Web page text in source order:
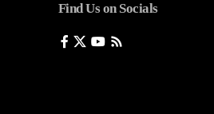
Find Us on Socials